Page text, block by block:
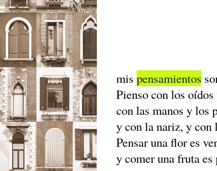
mis pensamientos
Pienso con los
con las manos y los
y con la nariz, y con
Pensar una flor es
y comer una fruta